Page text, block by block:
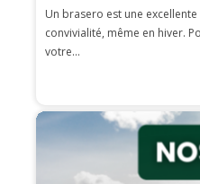
Un brasero est une
convivialité, même en hiver.
votre...